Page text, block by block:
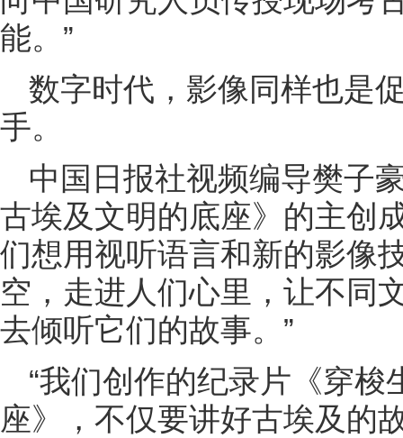
能。”
数字时代，影像同样也是
手。
中国日报社视频编导樊子
古埃及文明的底座》的主创
们想用视听语言和新的影像
空，走进人们心里，让不同
去倾听它们的故事。”
“我们创作的纪录片《穿
座》，不仅要讲好古埃及的